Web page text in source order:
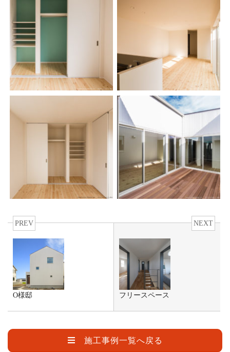
PREV
O様邸
NEXT
フリースペース
施工事例一覧へ戻る